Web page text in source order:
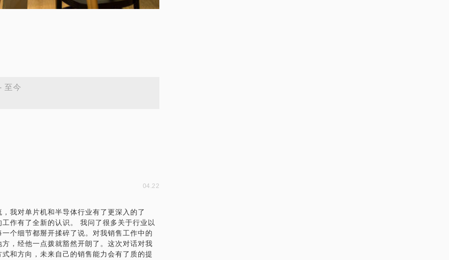
至今
04.22
我对单片机和半导体行业有了更深入的了
作有了全新的认识。 我问了很多关于行业以
个细节都掰开揉碎了说。对我销售工作中的
，经他一点拨就豁然开朗了。这次对话对我
和方向，未来自己的销售能力会有了质的提